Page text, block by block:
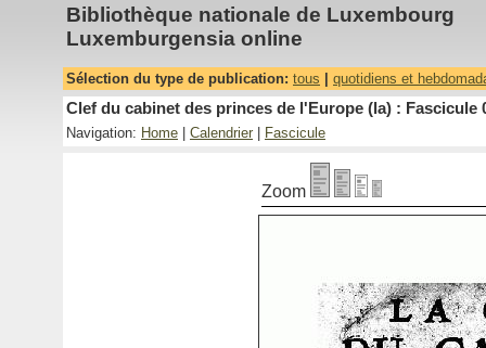
Bibliothèque nationale de Luxembourg
Luxemburgensia online
Sélection du type de publication: tous quotidiens et
Clef du cabinet des princes de l'Europe (la) : Fascicule
Navigation: Home Calendrier Fascicule
Zoom